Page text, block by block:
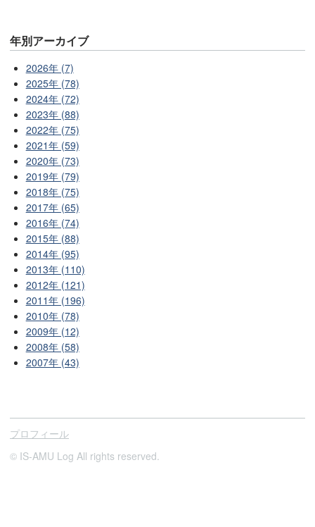
年別アーカイブ
2026年 (7)
2025年 (78)
2024年 (72)
2023年 (88)
2022年 (75)
2021年 (59)
2020年 (73)
2019年 (79)
2018年 (75)
2017年 (65)
2016年 (74)
2015年 (88)
2014年 (95)
2013年 (110)
2012年 (121)
2011年 (196)
2010年 (78)
2009年 (12)
2008年 (58)
2007年 (43)
プロフィール
© IS-AMU Log All rights reserved.